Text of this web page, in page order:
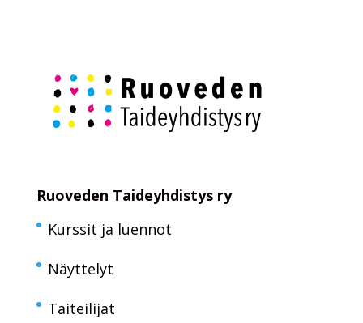
Ruoveden Taideyhdistys ry
Kurssit ja luennot
Näyttelyt
Taiteilijat